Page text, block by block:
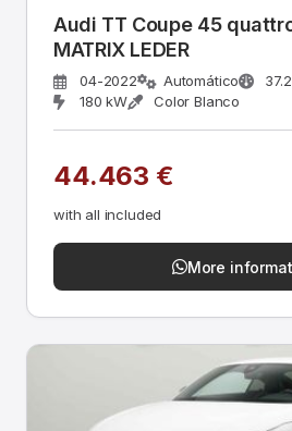
Audi TT Coupe 45
MATRIX LEDER
04-2022 Automático
180 kW
Color Blanco
44.463 €
with all included
More